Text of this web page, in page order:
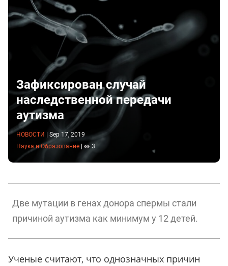
Зафиксирован случай
наследственной передачи
аутизма
НОВОСТИ
Sep 17, 2019
Наука и Образование
3
Две мутации в генах донора спермы стали
причиной аутизма как минимум у 12 детей.
Ученые считают, что однозначных причин